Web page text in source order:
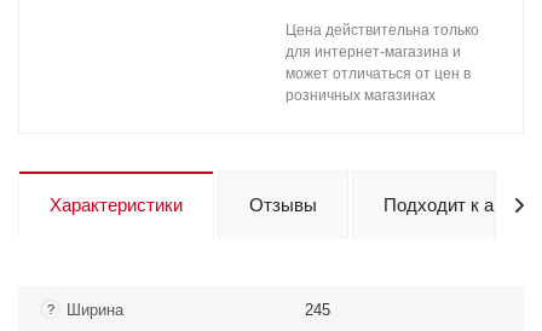
Цена действительна только
для интернет-магазина и
может отличаться от цен в
розничных магазинах
Характеристики Отзывы Подходит к авто
? Ширина 245